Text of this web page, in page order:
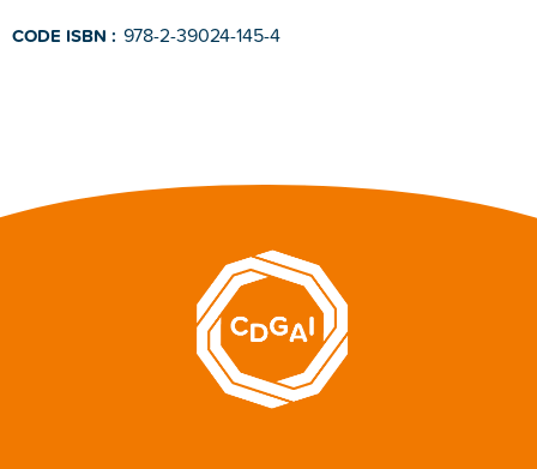
CODE ISBN : 978-2-39024-145-4